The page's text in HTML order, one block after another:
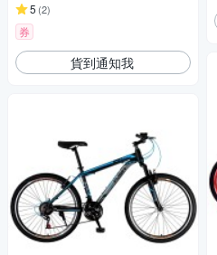
5 (2)
券
貨到通知我